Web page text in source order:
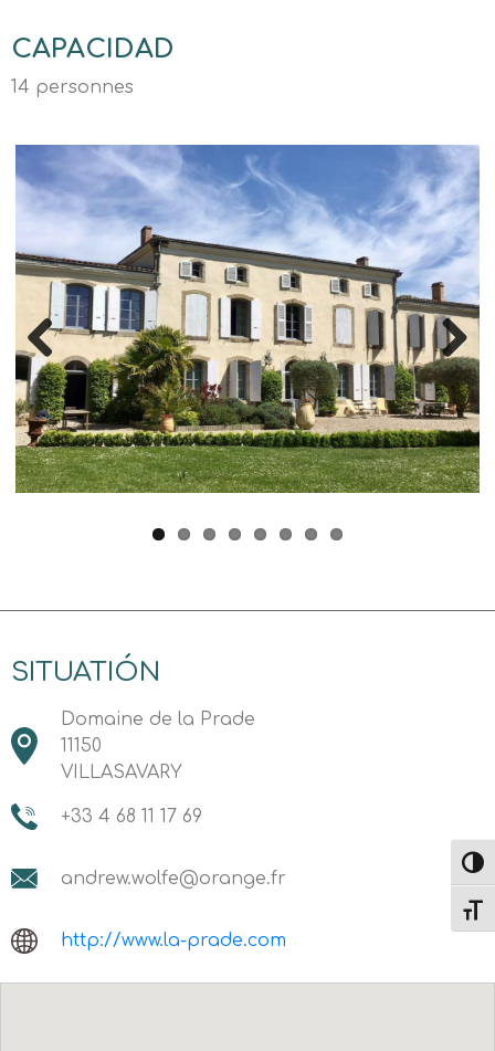
CAPACIDAD
14 personnes
Previous Next
SITUATIÓN
Domaine de la Prade
11150
VILLASAVARY
+33 4 68 11 17 69
andrew.wolfe@orange.fr
http://www.la-prade.com